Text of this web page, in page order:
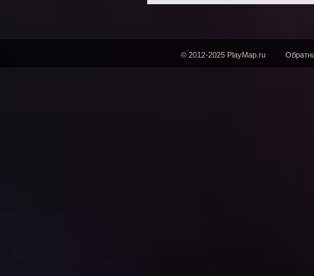
© 2012-2025 PlayMap.ru